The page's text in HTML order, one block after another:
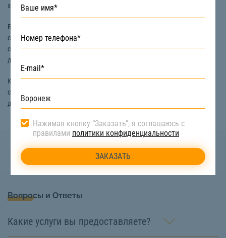
хорошую способность пропускать воду.
Богатый состав плодородного грунта и относительно низкая цена по
сравнению с черноземом делают его незаменимым помощником в
сельском, фермерском хозяйстве, на дачных участках, в теплицах,
для озеленения парковых зон, цветников и так далее.
Купить плодородный грунт с доставкой в Воронеже вы можете на
сайте «СтройТакси». Подробная информация о товаре и условиях
доставки по телефону:
Вопросы и Ответы
Какие услуги вы предоставляете?
Нажимая кнопку “Заказать”, я соглашаюсь с
правилами политики конфиденциальности